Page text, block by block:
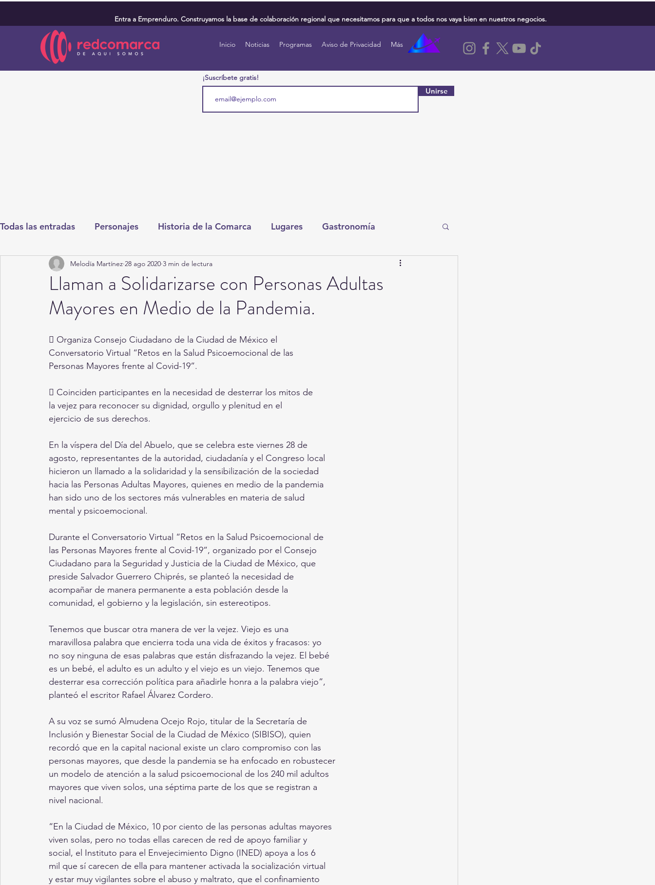
Entra a Emprenduro. Construyamos la base de colaboración regional que necesitamos para que a todos nos vaya bien en nuestros negocios.
Inicio Noticias Programas Aviso de Privacidad Más
¡Suscríbete gratis!
Unirse
Todas las entradas Personajes Historia de la Comarca Lugares Gastronomía
Deportes Salud Entretenimiento Cultura y Espectáculos Torreón
Round Cero Columnistas CDMX Nacionales Internacionales
Chismes Qué Curioso Gómez Palacio Comics Derechairos
Santa Aurelia de los Vientos
Llaman a Solidarizarse con Personas Adultas
Mayores en Medio de la Pandemia.
Melodía Martínez 28 ago 2020 3 min de lectura
 Organiza Consejo Ciudadano de la Ciudad de México el
Conversatorio Virtual “Retos en la Salud Psicoemocional de las
Personas Mayores frente al Covid-19”.
 Coinciden participantes en la necesidad de desterrar los mitos de
la vejez para reconocer su dignidad, orgullo y plenitud en el
ejercicio de sus derechos.
En la víspera del Día del Abuelo, que se celebra este viernes 28 de
agosto, representantes de la autoridad, ciudadanía y el Congreso local
hicieron un llamado a la solidaridad y la sensibilización de la sociedad
hacia las Personas Adultas Mayores, quienes en medio de la pandemia
han sido uno de los sectores más vulnerables en materia de salud
mental y psicoemocional.
Durante el Conversatorio Virtual “Retos en la Salud Psicoemocional de
las Personas Mayores frente al Covid-19”, organizado por el Consejo
Ciudadano para la Seguridad y Justicia de la Ciudad de México, que
preside Salvador Guerrero Chiprés, se planteó la necesidad de
acompañar de manera permanente a esta población desde la
comunidad, el gobierno y la legislación, sin estereotipos.
Tenemos que buscar otra manera de ver la vejez. Viejo es una
maravillosa palabra que encierra toda una vida de éxitos y fracasos: yo
no soy ninguna de esas palabras que están disfrazando la vejez. El bebé
es un bebé, el adulto es un adulto y el viejo es un viejo. Tenemos que
desterrar esa corrección política para añadirle honra a la palabra viejo”,
planteó el escritor Rafael Álvarez Cordero.
A su voz se sumó Almudena Ocejo Rojo, titular de la Secretaría de
Inclusión y Bienestar Social de la Ciudad de México (SIBISO), quien
recordó que en la capital nacional existe un claro compromiso con las
personas mayores, que desde la pandemia se ha enfocado en robustecer
un modelo de atención a la salud psicoemocional de los 240 mil adultos
mayores que viven solos, una séptima parte de los que se registran a
nivel nacional.
“En la Ciudad de México, 10 por ciento de las personas adultas mayores
viven solas, pero no todas ellas carecen de red de apoyo familiar y
social, el Instituto para el Envejecimiento Digno (INED) apoya a los 6
mil que sí carecen de ella para mantener activada la socialización virtual
y estar muy vigilantes sobre el abuso y maltrato, que el confinamiento